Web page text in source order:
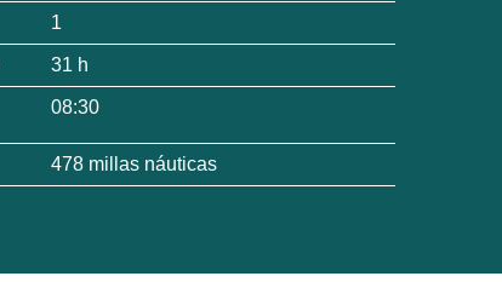
1
31 h
08:30
478 millas náuticas